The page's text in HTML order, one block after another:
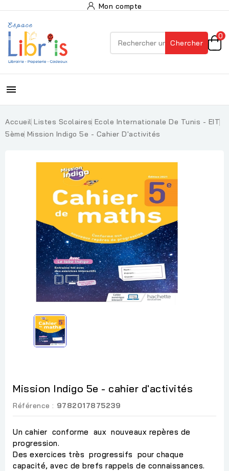
Mon compte
Chercher
0

Accueil Listes Scolaires Ecole Internationale De Tunis - EIT
5ème Mission Indigo 5e - Cahier D'activités
Mission Indigo 5e - cahier d'activités
Référence : 9782017875239
Un cahier conforme aux nouveaux repères de
progression.
Des exercices très progressifs pour chaque
capacité, avec de brefs rappels de connaissances.